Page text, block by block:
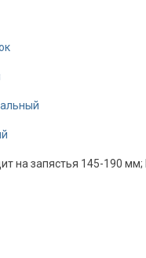
на запястья 145-190